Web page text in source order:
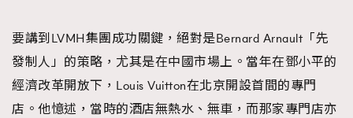
要講到LVMH集團成功關鍵，絕對是Bernard Arnault「先
發制人」的策略，尤其是在中國市場上。當年在鄧小平的
經濟改革開放下，Louis Vuitton在北京開設首間的專門
店。他憶述，當時的酒店無熱水、無車，而那家專門店亦